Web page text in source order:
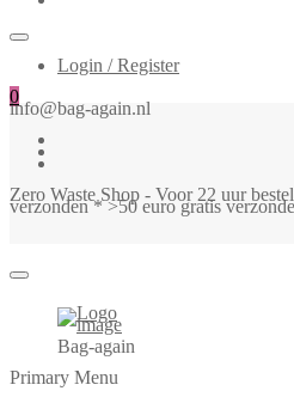
Login / Register
0
info@bag-again.nl
Zero Waste Shop - Voor 22 uur
verzonden * >50 euro gratis
Bag-again
Primary Menu